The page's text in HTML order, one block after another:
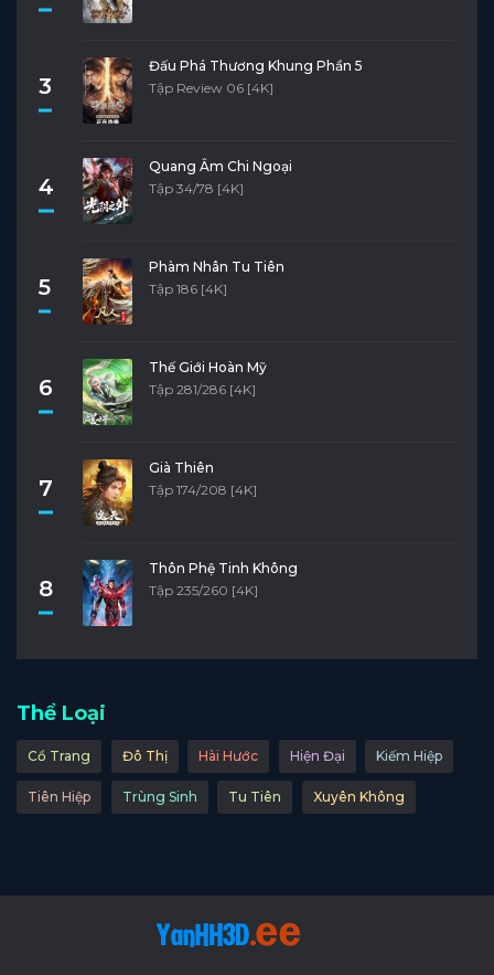
3
Đấu Phá Thương Khung Phần 5
Tập Review 06 [4K]
4
Quang Âm Chi Ngoại
Tập 34/78 [4K]
5
Phàm Nhân Tu Tiên
Tập 186 [4K]
6
Thế Giới Hoàn Mỹ
Tập 281/286 [4K]
7
Già Thiên
Tập 174/208 [4K]
8
Thôn Phệ Tinh Không
Tập 235/260 [4K]
Thể Loại
Cổ Trang Đô Thị Hài Hước Hiện Đại Kiếm Hiệp
Tiên Hiệp Trùng Sinh Tu Tiên Xuyên Không